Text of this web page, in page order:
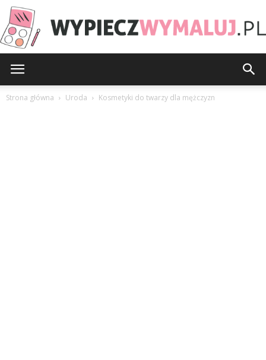
Strona główna Uroda Kosmetyki do twarzy dla mężczyzn